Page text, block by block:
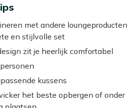
met andere loungeproducten
en stijlvolle set
zit je heerlijk comfortabel
kussens
het beste opbergen of onder